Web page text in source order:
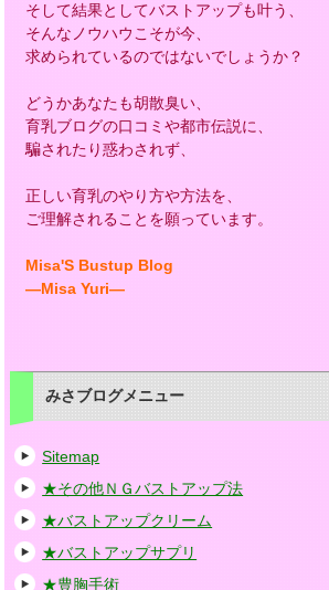
そして結果としてバストアップも叶う、
そんなノウハウこそが今、
求められているのではないでしょうか？
どうかあなたも胡散臭い、
育乳ブログの口コミや都市伝説に、
騙されたり惑わされず、
正しい育乳のやり方や方法を、
ご理解されることを願っています。
Misa'S Bustup Blog
―Misa Yuri―
みさブログメニュー
Sitemap
★その他ＮＧバストアップ法
★バストアップクリーム
★バストアップサプリ
★豊胸手術